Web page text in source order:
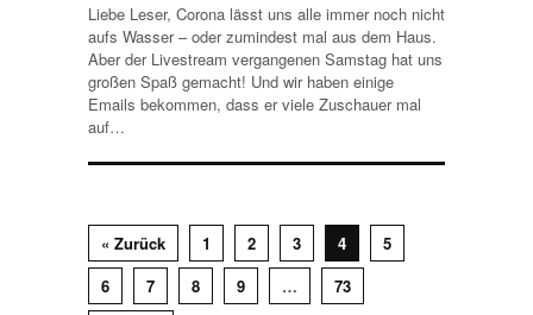
Liebe Leser, Corona lässt uns alle immer noch nicht
aufs Wasser – oder zumindest mal aus dem Haus.
Aber der Livestream vergangenen Samstag hat uns
großen Spaß gemacht! Und wir haben einige
Emails bekommen, dass er viele Zuschauer mal
auf…
« Zurück 1 2 3 4
5
6
7 8 9 …
73